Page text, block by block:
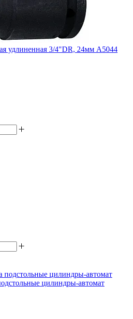
удлиненная 3/4"DR, 24мм A5044
цилиндры-автомат